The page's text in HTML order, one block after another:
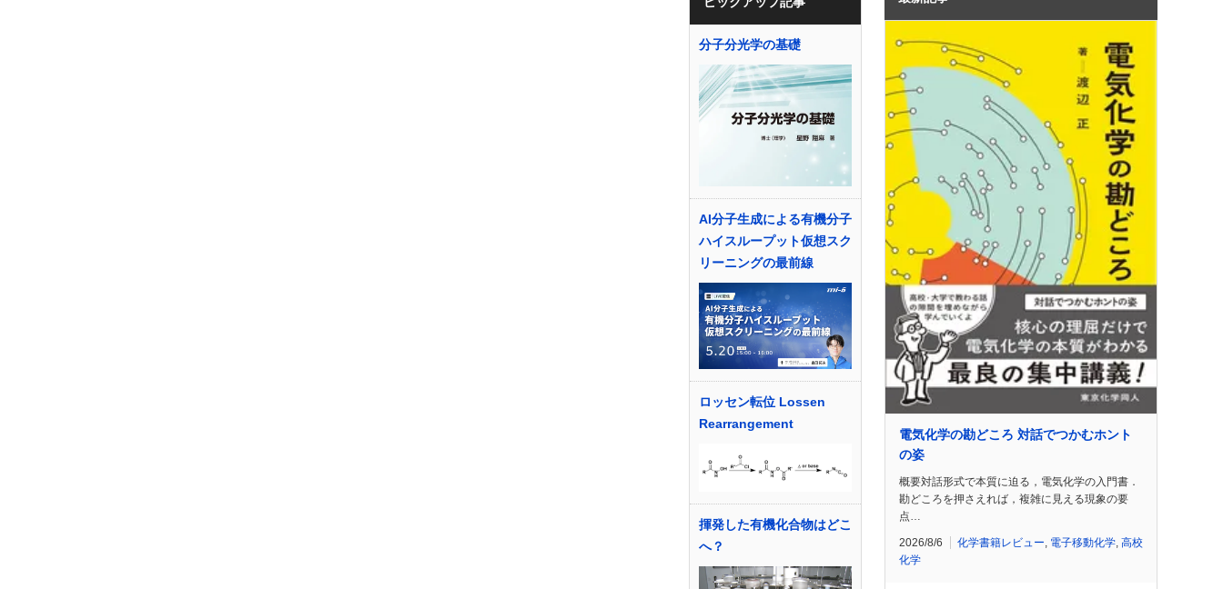
分子分光学の基礎
AI分子生成による有機分子
ハイスループット仮想スク
リーニングの最前線
ロッセン転位 Lossen
Rearrangement
揮発した有機化合物はどこ
へ？
電気化学の勘どころ 対話でつかむホント
の姿
概要対話形式で本質に迫る，電気化学の入門書．
勘どころを押さえれば，複雑に見える現象の要
点…
2026/8/6 化学書籍レビュー, 電子移動化学, 高校
化学